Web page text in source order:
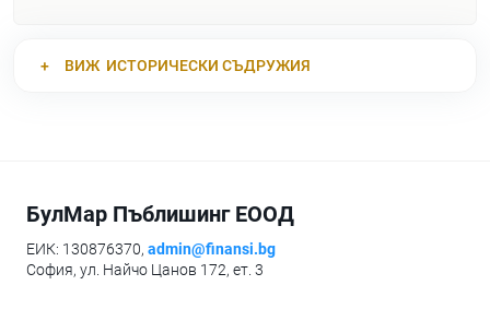
ВИЖ ИСТОРИЧЕСКИ СЪДРУЖИЯ
БулМар Пъблишинг ЕООД
ЕИК: 130876370, admin@finansi.bg
София, ул. Найчо Цанов 172, ет. 3